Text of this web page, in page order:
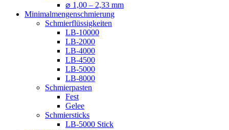
⌀ 1,00 – 2,33 mm
Minimalmengenschmierung
Schmierflüssigkeiten
LB-10000
LB-2000
LB-4000
LB-4500
LB-5000
LB-8000
Schmierpasten
Fest
Gelee
Schmiersticks
LB-5000 Stick